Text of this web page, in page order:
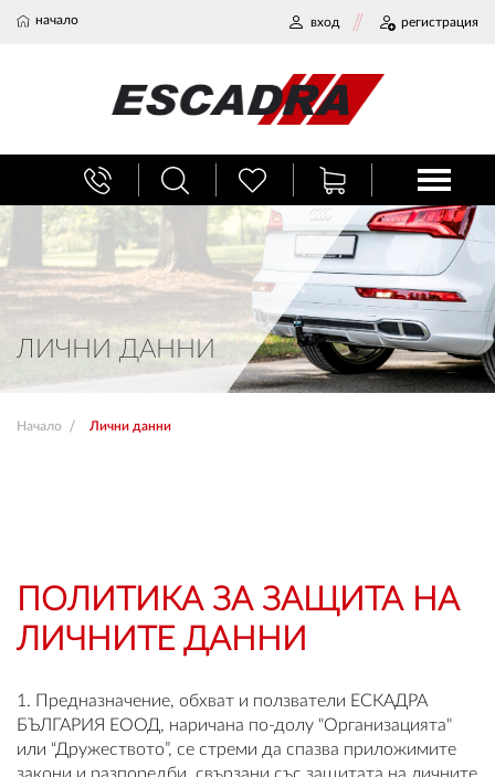
начало вход регистрация
ЛИЧНИ ДАННИ
Начало Лични данни
ПОЛИТИКА ЗА ЗАЩИТА НА
ЛИЧНИТЕ ДАННИ
1. Предназначение, обхват и ползватели ЕСКАДРА
БЪЛГАРИЯ ЕООД, наричана по-долу "Организацията"
или “Дружеството”, се стреми да спазва приложимите
закони и разпоредби, свързани със защитата на личните
БАГАЖНИЦИ
ТЕГЛИЧ ЗА КОЛА
ВЕРИГИ ЗА СНЯГ
ХЛАДИЛНИ ЧАНТИ
0 продукта